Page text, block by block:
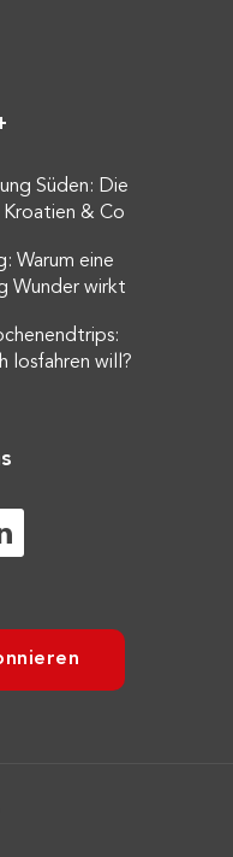
Süden: Die
& Co
Warum eine
Wunder wirkt
losfahren will?